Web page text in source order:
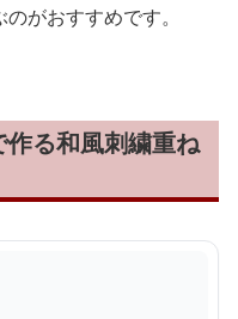
がおすすめです。
る和風刺繍重ね